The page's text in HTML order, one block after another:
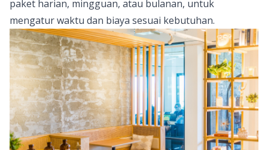
paket harian, mingguan, atau bulanan, untuk
mengatur waktu dan biaya sesuai kebutuhan.